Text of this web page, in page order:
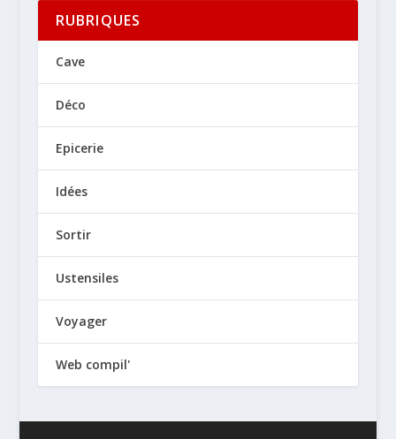
RUBRIQUES
Cave
Déco
Epicerie
Idées
Sortir
Ustensiles
Voyager
Web compil'